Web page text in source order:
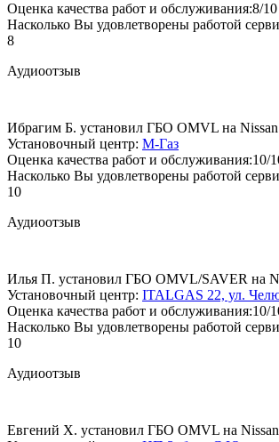
Оценка качества работ и обслуживания:8/10
Насколько Вы удовлетворены работой
8
Аудиоотзыв
Ибрагим Б. установил ГБО OMVL на Nissan
Установочный центр: М-Газ
Оценка качества работ и обслуживания:10/
Насколько Вы удовлетворены работой
10
Аудиоотзыв
Илья П. установил ГБО OMVL/SAVER на
Установочный центр: ITALGAS 22, ул.
Оценка качества работ и обслуживания:10/
Насколько Вы удовлетворены работой
10
Аудиоотзыв
Евгений Х. установил ГБО OMVL на Nissan